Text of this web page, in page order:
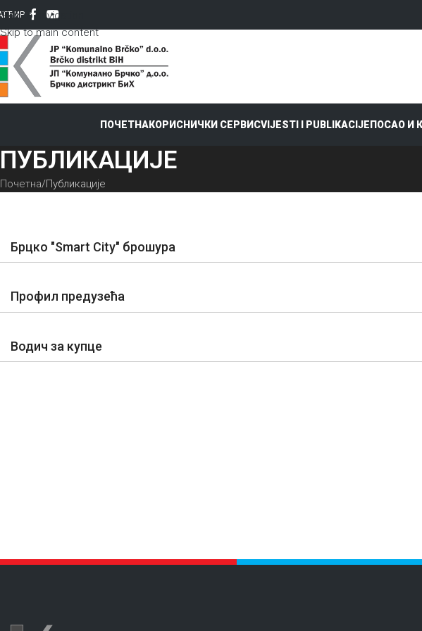
Skip to navigation
Skip to main content
ЋИР
ПОЧЕТНАКОРИСНИЧКИ СЕРВИСVIJESTI I PUBLIKACIJEПОСАО И
ПУБЛИКАЦИЈЕ
Почетна Публикације
Брцко "Smart City" брошура
Профил предузећа
Водич за купце